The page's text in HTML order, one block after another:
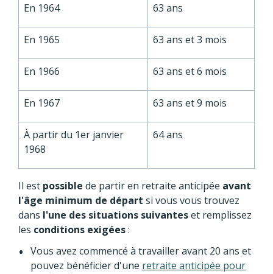
En 1964 63 ans
En 1965 63 ans et 3 mois
En 1966 63 ans et 6 mois
En 1967 63 ans et 9 mois
À partir du 1er janvier
1968
64 ans
Il est possible de partir en retraite anticipée avant
l'âge minimum de départ si vous vous trouvez
dans l'une des situations suivanteset remplissez
les conditions exigées:
Vous avez commencé à travailler avant 20 ans et
pouvez bénéficier d'une retraite anticipée pour